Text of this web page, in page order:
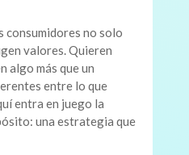
consumidores no solo
valores. Quieren
algo más que un
entre lo que
entra en juego la
una estrategia que